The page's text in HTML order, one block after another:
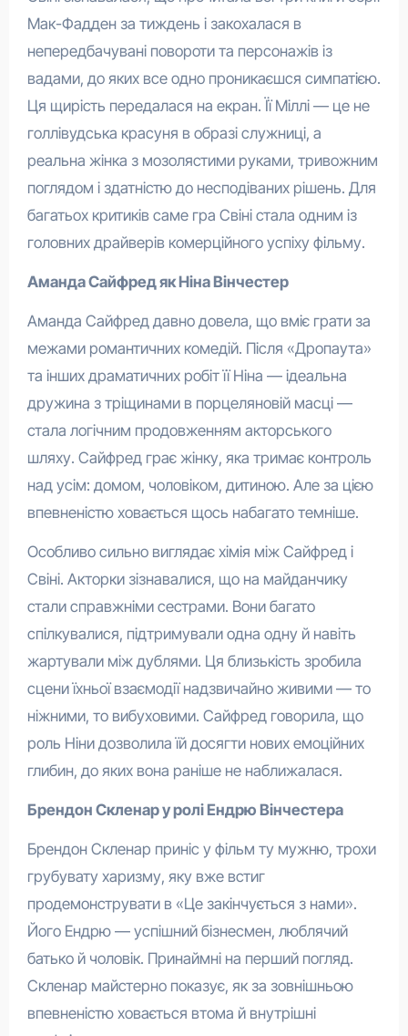
Мак-Фадден за тиждень і закохалася в
непередбачувані повороти та персонажів із
вадами, до яких все одно проникаєшся симпатією.
Ця щирість передалася на екран. Її Міллі — це не
голлівудська красуня в образі служниці, а
реальна жінка з мозолястими руками, тривожним
поглядом і здатністю до несподіваних рішень. Для
багатьох критиків саме гра Свіні стала одним із
головних драйверів комерційного успіху фільму.
Аманда Сайфред як Ніна Вінчестер
Аманда Сайфред давно довела, що вміє грати за
межами романтичних комедій. Після «Дропаута»
та інших драматичних робіт її Ніна — ідеальна
дружина з тріщинами в порцеляновій масці —
стала логічним продовженням акторського
шляху. Сайфред грає жінку, яка тримає контроль
над усім: домом, чоловіком, дитиною. Але за цією
впевненістю ховається щось набагато темніше.
Особливо сильно виглядає хімія між Сайфред і
Свіні. Акторки зізнавалися, що на майданчику
стали справжніми сестрами. Вони багато
спілкувалися, підтримували одна одну й навіть
жартували між дублями. Ця близькість зробила
сцени їхньої взаємодії надзвичайно живими — то
ніжними, то вибуховими. Сайфред говорила, що
роль Ніни дозволила їй досягти нових емоційних
глибин, до яких вона раніше не наближалася.
Брендон Скленар у ролі Ендрю Вінчестера
Брендон Скленар приніс у фільм ту мужню, трохи
грубувату харизму, яку вже встиг
продемонструвати в «Це закінчується з нами».
Його Ендрю — успішний бізнесмен, люблячий
батько й чоловік. Принаймні на перший погляд.
Скленар майстерно показує, як за зовнішньою
впевненістю ховається втома й внутрішні